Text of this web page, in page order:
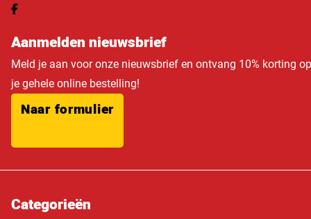
Aanmelden nieuwsbrief
Meld je aan voor onze nieuwsbrief en ontvang 10% korting op
je gehele online bestelling!
Naar formulier
Categorieën